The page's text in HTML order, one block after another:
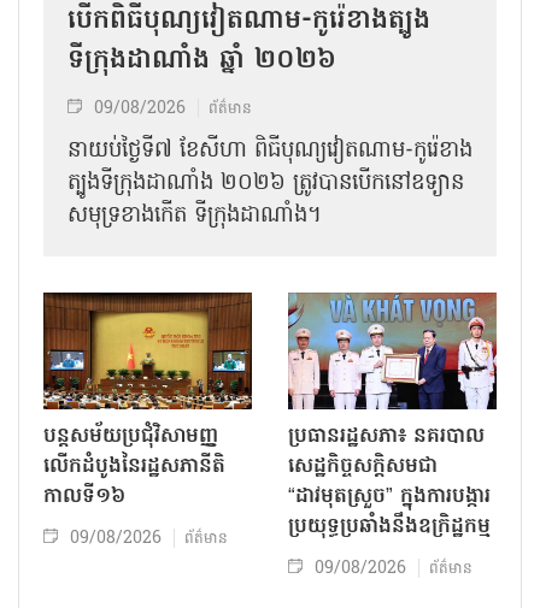
បើកពិធីបុណ្យវៀតណាម-កូរ៉េខាងត្បូង
ទីក្រុងដាណាំង ឆ្នាំ ២០២៦
09/08/2026 ព័ត៌មាន
នាយប់ថ្ងៃទី៧ ខែសីហា ពិធីបុណ្យវៀតណាម-កូរ៉េខាង
ត្បូងទីក្រុងដាណាំង ២០២៦ ត្រូវបានបើកនៅឧទ្យាន
សមុទ្រខាងកើត ទីក្រុងដាណាំង។
បន្តសម័យប្រជុំវិសាមញ្ញ
លើកដំបូងនៃរដ្ឋសភានីតិ
កាលទី១៦
09/08/2026 ព័ត៌មាន
ប្រធានរដ្ឋសភា៖ នគរបាល
សេដ្ឋកិច្ចសក្តិសមជា
“ដាវមុតស្រួច” ក្នុងការបង្ការ
ប្រយុទ្ធប្រឆាំងនឹងឧក្រិដ្ឋកម្ម
09/08/2026 ព័ត៌មាន